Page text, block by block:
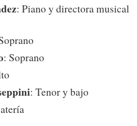
: Piano y directora musical
: Soprano
: Tenor y bajo